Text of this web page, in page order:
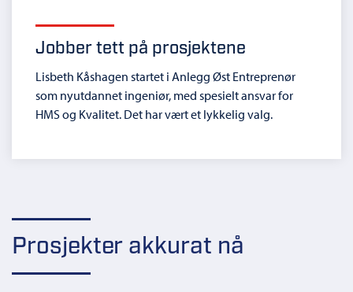
Jobber tett på prosjektene
Lisbeth Kåshagen startet i Anlegg Øst Entreprenør
som nyutdannet ingeniør, med spesielt ansvar for
HMS og Kvalitet. Det har vært et lykkelig valg.
Prosjekter akkurat nå